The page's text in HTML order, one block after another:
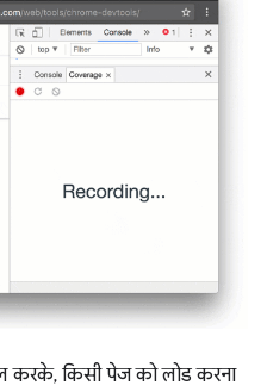
करके, किसी पेज को लोड करना